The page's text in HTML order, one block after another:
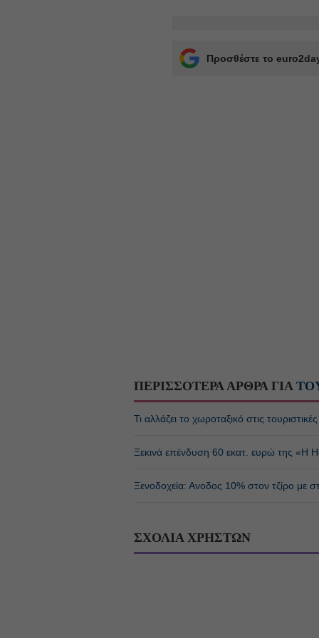
Προσθέστε το
ΠΕΡΙΣΣΟΤΕΡΑ ΑΡΘΡΑ ΓΙΑ
Τι αλλάζει το χωροταξικό στις
Ξεκινά επένδυση 60 εκατ. ευρώ της «H
Ξενοδοχεία: Ανοδος 10% στον τζίρο με
ΣΧΟΛΙΑ ΧΡΗΣΤΩΝ